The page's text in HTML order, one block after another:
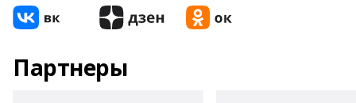
Партнеры